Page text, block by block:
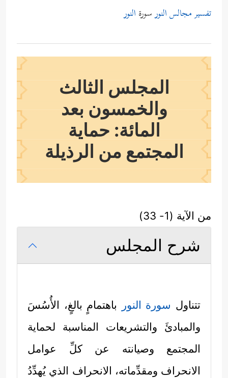
تفسير مجالس النورسورة النور
المجلس الثالث
والخمسون بعد
المائة: حماية
المجتمع من الرذيلة
من الآية (1- 33)
شرح المجلس
تتناول سورة النور
باهتمامٍ بالغٍ، الأُسُسَ
والمبادئَ والتشريعات المناسبة لحماية
المجتمع وصيانته عن كلِّ عوامل
الانحراف ومقدِّماته، الانحراف الذي يُهدِّدُ